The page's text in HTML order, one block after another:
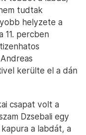
tudtak
helyzete a
11. percben
kerülte el a dán
csapat volt a
Dzsebali egy
a labdát, a